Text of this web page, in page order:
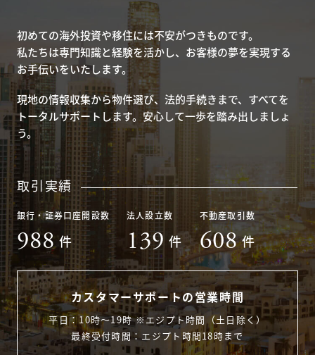
初めての海外投資や移住には不安がつきものです。
私たちは専門知識と経験を活かし、お客様の夢を実現する
お手伝いをいたします。
現地の情報収集から物件選び、法的手続きまで、すべてを
トータルサポートします。安心して一歩を踏み出しましょ
う。
取引実績
銀行・証券口座開設数
988 件
法人設立数
139 件
不動産取引数
608 件
カスタマーサポートの営業時間
平日：10時〜19時 ※エジプト時間（土日除く）
最終受付時間：エジプト時間18時まで